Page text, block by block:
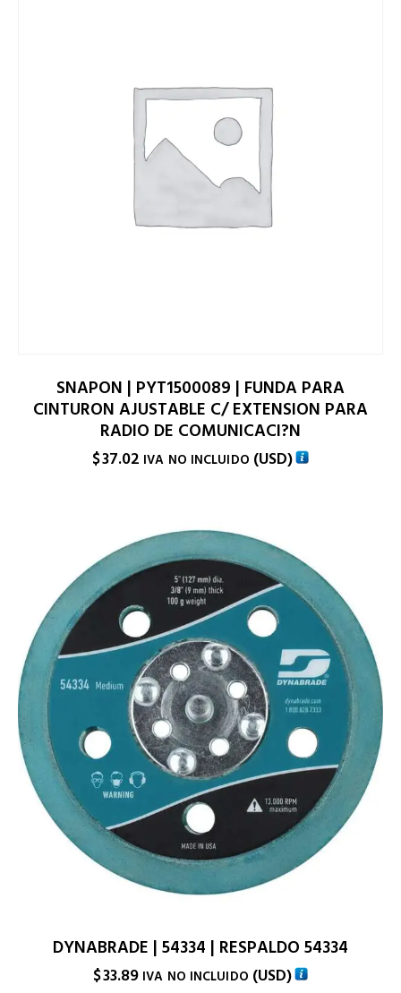
SNAPON | PYT1500089 | FUNDA PARA
CINTURON AJUSTABLE C/ EXTENSION PARA
RADIO DE COMUNICACI?N
$37.02 IVA NO INCLUIDO (USD)
DYNABRADE | 54334 | RESPALDO 54334
$33.89 IVA NO INCLUIDO (USD)